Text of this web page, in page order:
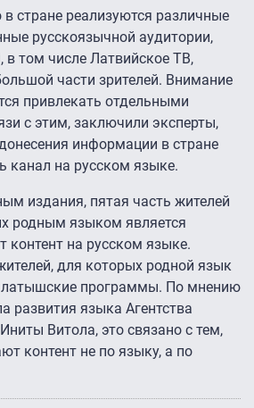
в стране реализуются различные
русскоязычной аудитории,
том числе Латвийское ТВ,
части зрителей. Внимание
привлекать отдельными
с этим, заключили эксперты,
информации в стране
канал на русском языке.
издания, пятая часть жителей
родным языком является
контент на русском языке.
для которых родной язык
латышские программы. По мнению
развития языка Агентства
Витола, это связано с тем,
контент не по языку, а по